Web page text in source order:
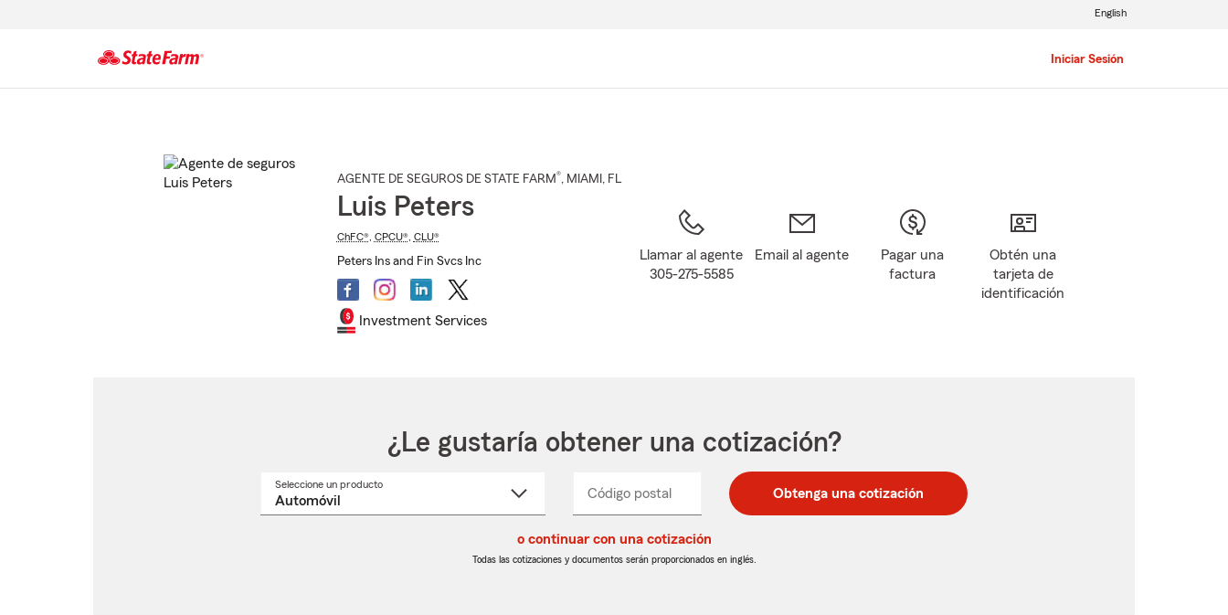
Iniciar Sesión
English
AGENTE DE SEGUROS DE STATE FARM®, MIAMI , FL
Luis Peters
ChFC®, CPCU®, CLU®
Peters Ins and Fin Svcs Inc
Investment Services
Llamar al agente
305-275-5585
Email al agente
Pagar una
factura
Obtén una
tarjeta de
identificación
¿Le gustaría obtener una cotización?
Seleccione un productoSeleccione
Código postal
postal
de
postal
de
_____ Obtenga una cotización
o continuar con una cotización
Todas las cotizaciones y documentos serán proporcionados en inglés.